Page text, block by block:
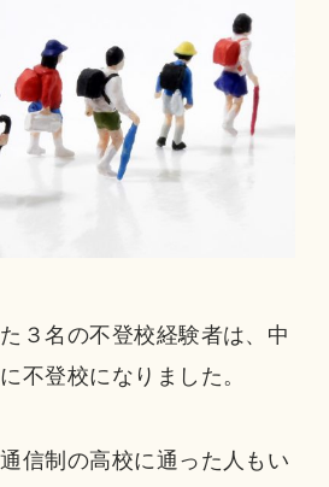
３名の不登校経験者は、中
不登校になりました。
信制の高校に通った人もい